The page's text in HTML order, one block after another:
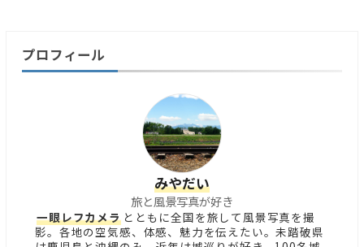
プロフィール
みやだい
旅と風景写真が好き
一眼レフカメラ とともに全国を旅して風景写真を撮
影。各地の空気感、体感、魅力を伝えたい。未踏破県